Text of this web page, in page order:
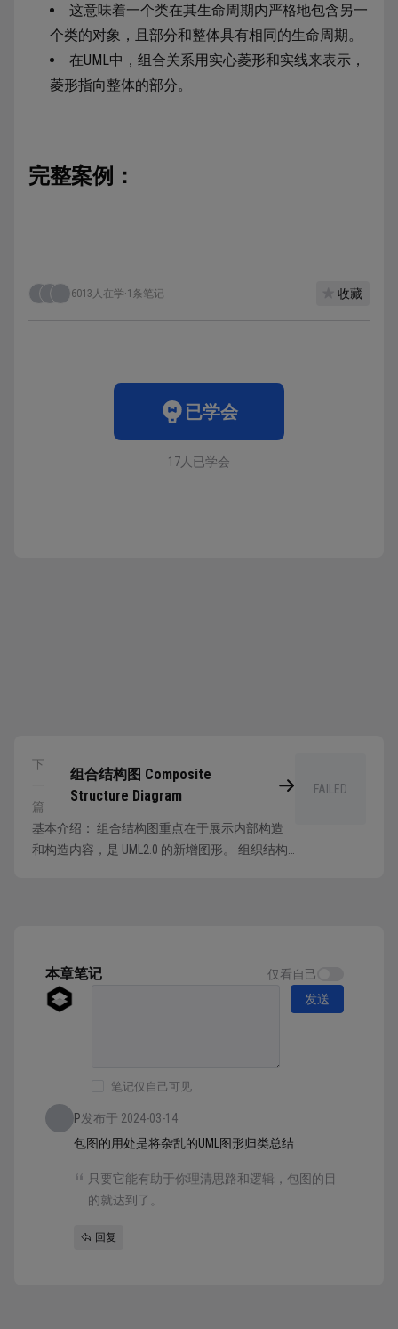
这意味着一个类在其生命周期内严格地包含另一
个类的对象，且部分和整体具有相同的生命周期。
在UML中，组合关系用实心菱形和实线来表示，
菱形指向整体的部分。
完整案例：
6013人在学·1条笔记 收藏
已学会
17人已学会
下
一
篇
组合结构图 Composite
Structure Diagram
基本介绍： 组合结构图重点在于展示内部构造
和构造内容，是 UML2.0 的新增图形。 组织结构
FAILED
本章笔记 仅看自己
笔记仅自己可见
发送
P发布于 2024-03-14
包图的用处是将杂乱的UML图形归类总结
只要它能有助于你理清思路和逻辑，包图的目
的就达到了。
回复